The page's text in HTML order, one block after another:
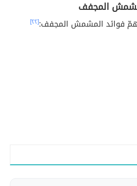
المجفف
فوائد المشمش المجفف:[٢٢]